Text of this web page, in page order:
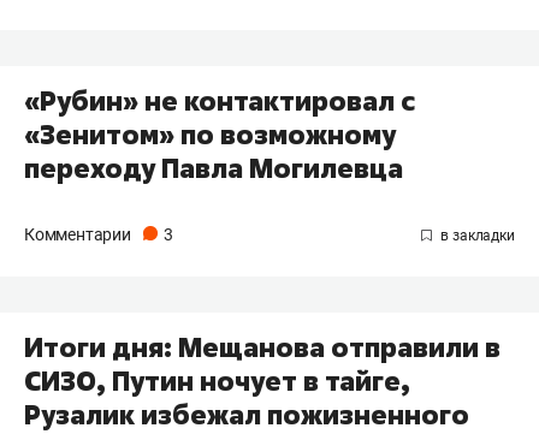
«Рубин» не контактировал с
«Зенитом» по возможному
переходу Павла Могилевца
Комментарии 3
Итоги дня: Мещанова отправили в
СИЗО, Путин ночует в тайге,
Рузалик избежал пожизненного